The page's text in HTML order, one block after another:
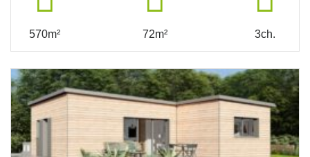
570m² 72m² 3ch.